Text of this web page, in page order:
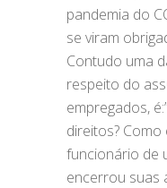
pandemia do
se viram
Contudo uma
respeito do
empregados,
direitos? Como
funcionário de
encerrou suas